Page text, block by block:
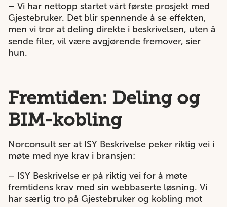
– Vi har nettopp startet vårt første prosjekt med
Gjestebruker. Det blir spennende å se effekten,
men vi tror at deling direkte i beskrivelsen, uten å
sende filer, vil være avgjørende fremover, sier
hun.
Fremtiden: Deling og
BIM-kobling
Norconsult ser at ISY Beskrivelse peker riktig vei i
møte med nye krav i bransjen:
– ISY Beskrivelse er på riktig vei for å møte
fremtidens krav med sin webbaserte løsning. Vi
har særlig tro på Gjestebruker og kobling mot